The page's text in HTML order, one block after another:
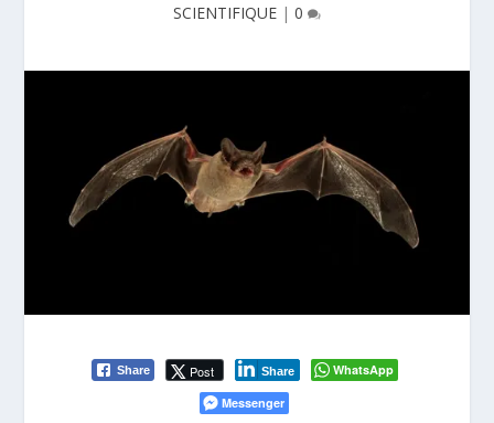
SCIENTIFIQUE | 0
Share Post Share
WhatsApp
Messenger